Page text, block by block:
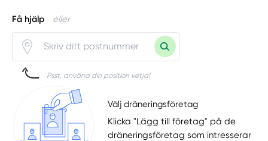
Få hjälp eller
Psst, använd din position vetja!
Välj dräneringsföretag
Klicka "Lägg till företag" på de
dräneringsföretag som intresserar